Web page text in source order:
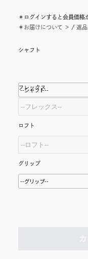
＊ログインすると会員価格
＊ お届けについて ＞ / 返
シャフト
--シャフト--
フレックス
ロフト
グリップ
--グリップ--